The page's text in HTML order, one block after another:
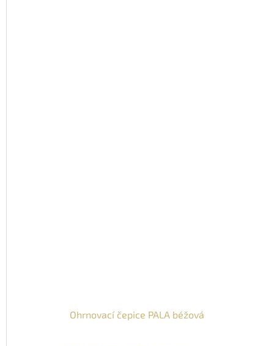
Ohrnovací čepice PALA béžová